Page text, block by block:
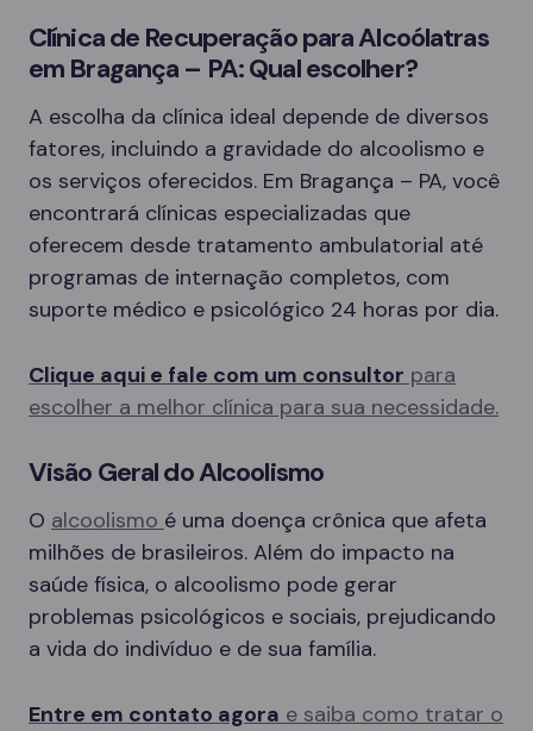
Clínica de Recuperação para Alcoólatras
em Bragança – PA: Qual escolher?
A escolha da clínica ideal depende de diversos
fatores, incluindo a gravidade do alcoolismo e
os serviços oferecidos. Em Bragança – PA, você
encontrará clínicas especializadas que
oferecem desde tratamento ambulatorial até
programas de internação completos, com
suporte médico e psicológico 24 horas por dia.
Clique aqui e fale com um consultor para
escolher a melhor clínica para sua necessidade.
Visão Geral do Alcoolismo
O alcoolismo é uma doença crônica que afeta
milhões de brasileiros. Além do impacto na
saúde física, o alcoolismo pode gerar
problemas psicológicos e sociais, prejudicando
a vida do indivíduo e de sua família.
Entre em contato agora e saiba como tratar o